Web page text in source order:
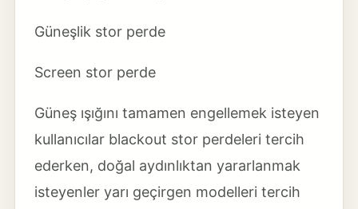
Güneşlik stor perde
Screen stor perde
Güneş ışığını tamamen engellemek isteyen
kullanıcılar blackout stor perdeleri tercih
ederken, doğal aydınlıktan yararlanmak
isteyenler yarı geçirgen modelleri tercih